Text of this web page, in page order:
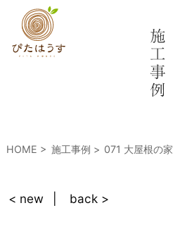
HOME 施工事例 071 大屋根の家
< new back >